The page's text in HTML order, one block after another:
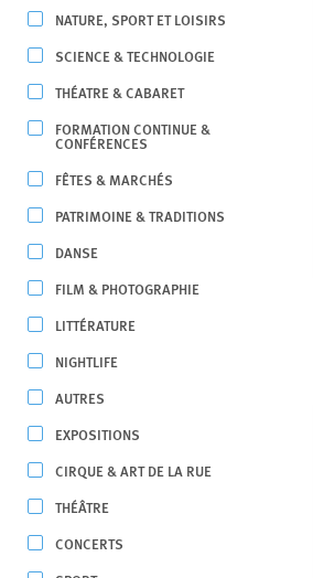
NATURE, SPORT ET LOISIRS
SCIENCE & TECHNOLOGIE
THÉATRE & CABARET
FORMATION CONTINUE &
CONFÉRENCES
FÊTES & MARCHÉS
PATRIMOINE & TRADITIONS
DANSE
FILM & PHOTOGRAPHIE
LITTÉRATURE
NIGHTLIFE
AUTRES
EXPOSITIONS
CIRQUE & ART DE LA RUE
THÉÂTRE
CONCERTS